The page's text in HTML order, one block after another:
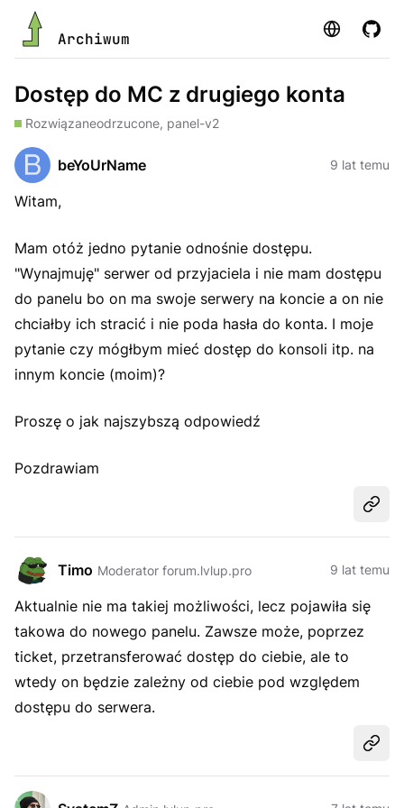
Archiwum Strona
Dostęp do MC z drugiego konta
Rozwiązaneodrzucone, panel-v2
beYoUrName 9 lat temu
Witam,
Mam otóż jedno pytanie odnośnie dostępu.
"Wynajmuję" serwer od przyjaciela i nie mam dostępu
do panelu bo on ma swoje serwery na koncie a on nie
chciałby ich stracić i nie poda hasła do konta. I moje
pytanie czy mógłbym mieć dostęp do konsoli itp. na
innym koncie (moim)?
Proszę o jak najszybszą odpowiedź
Pozdrawiam
Timo Moderator forum.lvlup.pro 9 lat temu
Aktualnie nie ma takiej możliwości, lecz pojawiła się
takowa do nowego panelu. Zawsze może, poprzez
ticket, przetransferować dostęp do ciebie, ale to
wtedy on będzie zależny od ciebie pod względem
dostępu do serwera.